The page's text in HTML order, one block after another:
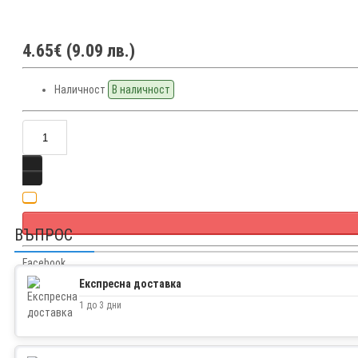
4.65€ (9.09 лв.)
Наличност В наличност
Facebook
Twitter
ВЪПРОС
Експресна доставка
1 до 3 дни